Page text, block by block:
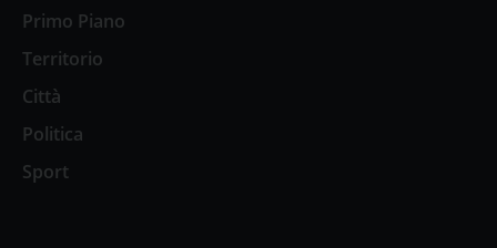
Primo Piano
Territorio
Città
Politica
Sport